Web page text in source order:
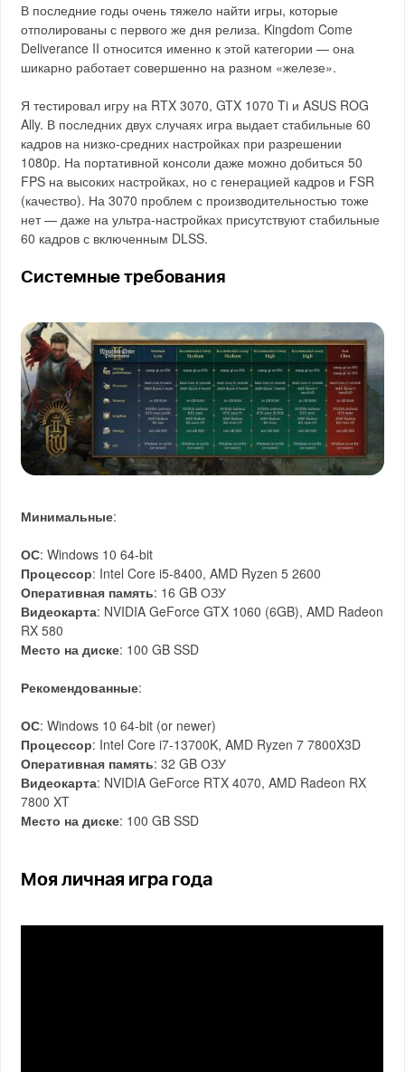
В последние годы очень тяжело найти игры, которые
отполированы с первого же дня релиза. Kingdom Come
Deliverance II относится именно к этой категории — она
шикарно работает совершенно на разном «железе».
Я тестировал игру на RTX 3070, GTX 1070 Ti и ASUS ROG
Ally. В последних двух случаях игра выдает стабильные 60
кадров на низко-средних настройках при разрешении
1080p. На портативной консоли даже можно добиться 50
FPS на высоких настройках, но с генерацией кадров и FSR
(качество). На 3070 проблем с производительностью тоже
нет — даже на ультра-настройках присутствуют стабильные
60 кадров с включенным DLSS.
Системные требования
Минимальные:
ОС: Windows 10 64-bit
Процессор: Intel Core i5-8400, AMD Ryzen 5 2600
Оперативная память: 16 GB ОЗУ
Видеокарта: NVIDIA GeForce GTX 1060 (6GB), AMD Radeon
RX 580
Место на диске: 100 GB SSD
Рекомендованные:
ОС: Windows 10 64-bit (or newer)
Процессор: Intel Core i7-13700K, AMD Ryzen 7 7800X3D
Оперативная память: 32 GB ОЗУ
Видеокарта: NVIDIA GeForce RTX 4070, AMD Radeon RX
7800 XT
Место на диске: 100 GB SSD
Моя личная игра года